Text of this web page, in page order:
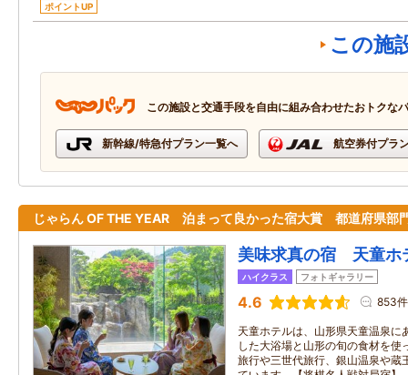
ポイントUP
この施
この施設と交通手段を自由に組み合わせたおトクな
新幹線/特急付プラン一覧へ 航空券付プラ
じゃらん OF THE YEAR 泊まって良かった宿大賞 都道府県部
美味求真の宿 天童ホ
ハイクラス フォトギャラリー
4.6 853件
天童ホテルは、山形県天童温泉に
した大浴場と山形の旬の食材を使
旅行や三世代旅行、銀山温泉や蔵